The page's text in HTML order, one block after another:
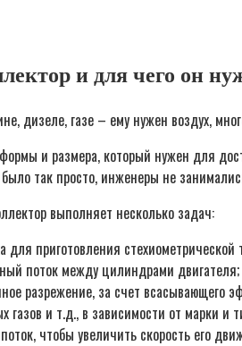
и для чего он
дизеле, газе – ему нужен воздух,
и размера, который нужен для
так просто, инженеры не
выполняет несколько задач:
для приготовления
поток между цилиндрами двигателя;
разрежение, за счет
газов и т.д., в зависимости от марки и
чтобы увеличить скорость его